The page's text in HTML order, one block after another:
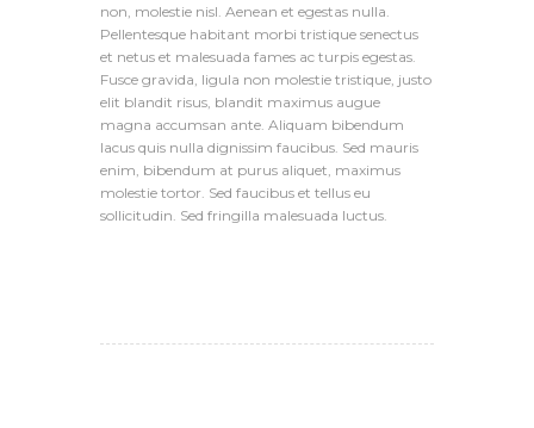
non, molestie nisl. Aenean et egestas nulla.
Pellentesque habitant morbi tristique senectus
et netus et malesuada fames ac turpis egestas.
Fusce gravida, ligula non molestie tristique, justo
elit blandit risus, blandit maximus augue
magna accumsan ante. Aliquam bibendum
lacus quis nulla dignissim faucibus. Sed mauris
enim, bibendum at purus aliquet, maximus
molestie tortor. Sed faucibus et tellus eu
sollicitudin. Sed fringilla malesuada luctus.